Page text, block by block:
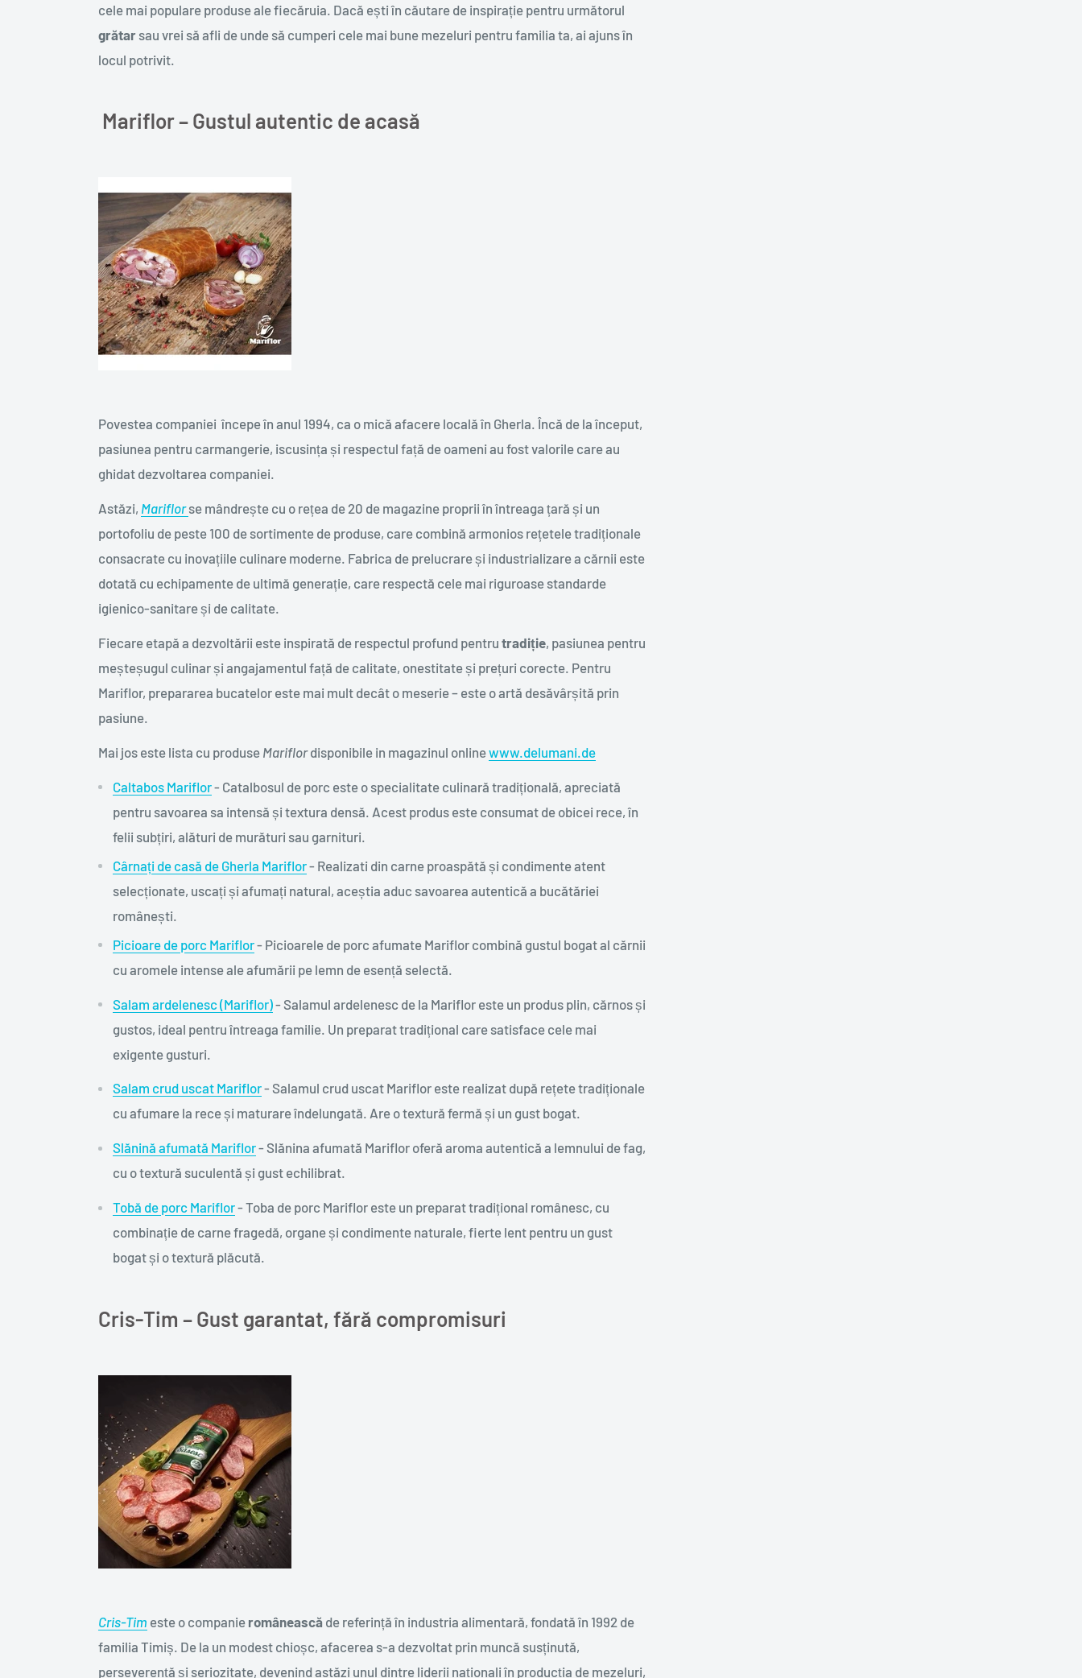
cele mai populare produse ale fiecăruia. Dacă ești în căutare de inspirație pentru următorul
grătar sau vrei să afli de unde să cumperi cele mai bune mezeluri pentru familia ta, ai ajuns în
locul potrivit.
Mariflor – Gustul autentic de acasă
Povestea companiei începe în anul 1994, ca o mică afacere locală în Gherla. Încă de la început,
pasiunea pentru carmangerie, iscusința și respectul față de oameni au fost valorile care au
ghidat dezvoltarea companiei.
Astăzi, Mariflorse mândrește cu o rețea de 20 de magazine proprii în întreaga țară și un
portofoliu de peste 100 de sortimente de produse, care combină armonios rețetele tradiționale
consacrate cu inovațiile culinare moderne. Fabrica de prelucrare și industrializare a cărnii este
dotată cu echipamente de ultimă generație, care respectă cele mai riguroase standarde
igienico-sanitare și de calitate.
Fiecare etapă a dezvoltării este inspirată de respectul profund pentru tradiție, pasiunea pentru
meșteșugul culinar și angajamentul față de calitate, onestitate și prețuri corecte. Pentru
Mariflor, prepararea bucatelor este mai mult decât o meserie – este o artă desăvârșită prin
pasiune.
Mai jos este lista cu produse Mariflordisponibile in magazinul onlinewww.delumani.de
Caltabos Mariflor- Catalbosul de porc este o specialitate culinară tradițională, apreciată
pentru savoarea sa intensă și textura densă. Acest produs este consumat de obicei rece, în
felii subțiri, alături de murături sau garnituri.
Cârnați de casă de Gherla Mariflor- Realizati din carne proaspătă și condimente atent
selecționate, uscați și afumați natural, aceștia aduc savoarea autentică a bucătăriei
românești.
Picioare de porc Mariflor- Picioarele de porc afumate Mariflor combină gustul bogat al cărnii
cu aromele intense ale afumării pe lemn de esență selectă.
Salam ardelenesc (Mariflor)- Salamul ardelenesc de la Mariflor este un produs plin, cărnos și
gustos, ideal pentru întreaga familie. Un preparat tradițional care satisface cele mai
exigente gusturi.
Salam crud uscat Mariflor- Salamul crud uscat Mariflor este realizat după rețete tradiționale
cu afumare la rece și maturare îndelungată. Are o textură fermă și un gust bogat.
Slănină afumată Mariflor- Slănina afumată Mariflor oferă aroma autentică a lemnului de fag,
cu o textură suculentă și gust echilibrat.
Tobă de porc Mariflor- Toba de porc Mariflor este un preparat tradițional românesc, cu
combinație de carne fragedă, organe și condimente naturale, fierte lent pentru un gust
bogat și o textură plăcută.
Cris-Tim – Gust garantat, fără compromisuri
Cris-Tim este o companie românească de referință în industria alimentară, fondată în 1992 de
familia Timiș. De la un modest chioșc, afacerea s-a dezvoltat prin muncă susținută,
perseverență și seriozitate, devenind astăzi unul dintre liderii naționali în producția de mezeluri,